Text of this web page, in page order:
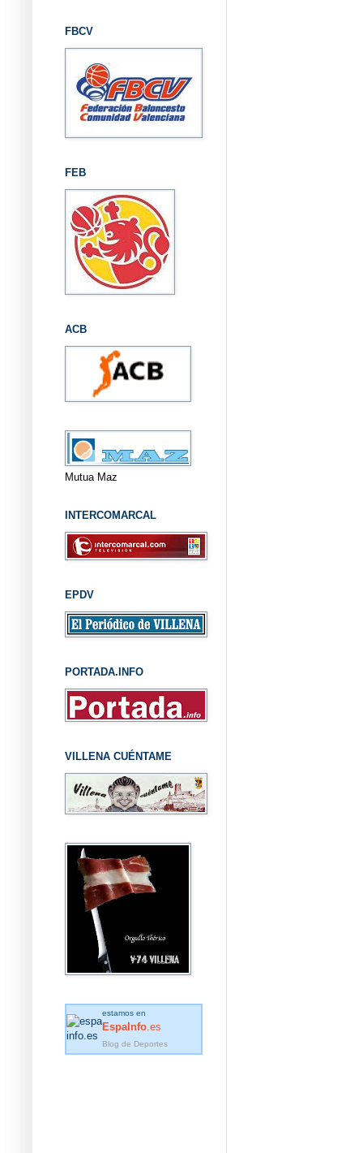
FBCV
FEB
ACB
Mutua Maz
INTERCOMARCAL
EPDV
PORTADA.INFO
VILLENA CUÉNTAME
estamos en
EspaInfo .es
Blog de Deportes